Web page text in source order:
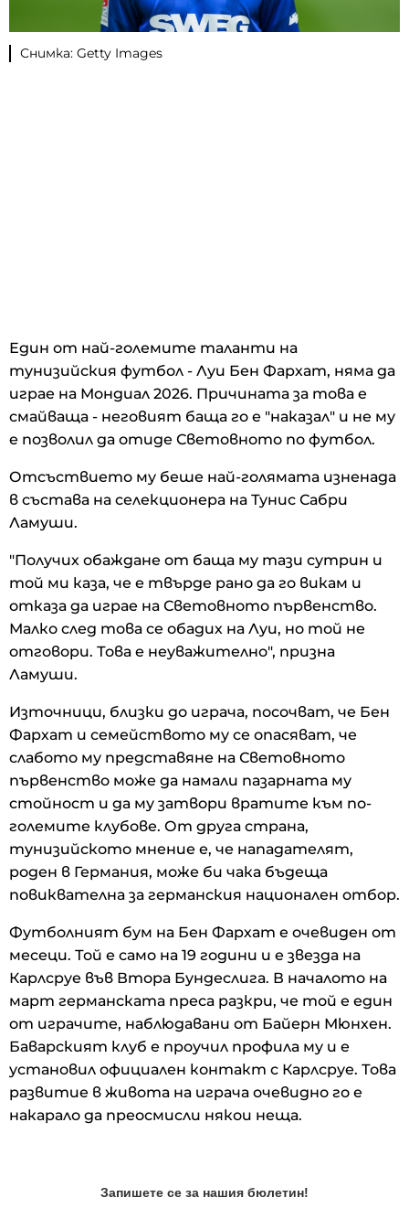
Снимка: Getty Images
Един от най-големите таланти на
тунизийския футбол - Луи Бен Фархат, няма да
играе на Мондиал 2026. Причината за това е
смайваща - неговият баща го е "наказал" и не му
е позволил да отиде Световното по футбол.
Отсъствието му беше най-голямата изненада
в състава на селекционера на Тунис Сабри
Ламуши.
"Получих обаждане от баща му тази сутрин и
той ми каза, че е твърде рано да го викам и
отказа да играе на Световното първенство.
Малко след това се обадих на Луи, но той не
отговори. Това е неуважително", призна
Ламуши.
Източници, близки до играча, посочват, че Бен
Фархат и семейството му се опасяват, че
слабото му представяне на Световното
първенство може да намали пазарната му
стойност и да му затвори вратите към по-
големите клубове. От друга страна,
тунизийското мнение е, че нападателят,
роден в Германия, може би чака бъдеща
повиквателна за германския национален отбор.
Футболният бум на Бен Фархат е очевиден от
месеци. Той е само на 19 години и е звезда на
Карлсруе във Втора Бундеслига. В началото на
март германската преса разкри, че той е един
от играчите, наблюдавани от Байерн Мюнхен.
Баварският клуб е проучил профила му и е
установил официален контакт с Карлсруе. Това
развитие в живота на играча очевидно го е
накарало да преосмисли някои неща.